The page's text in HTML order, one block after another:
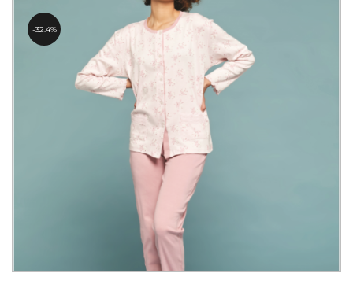
32.4%